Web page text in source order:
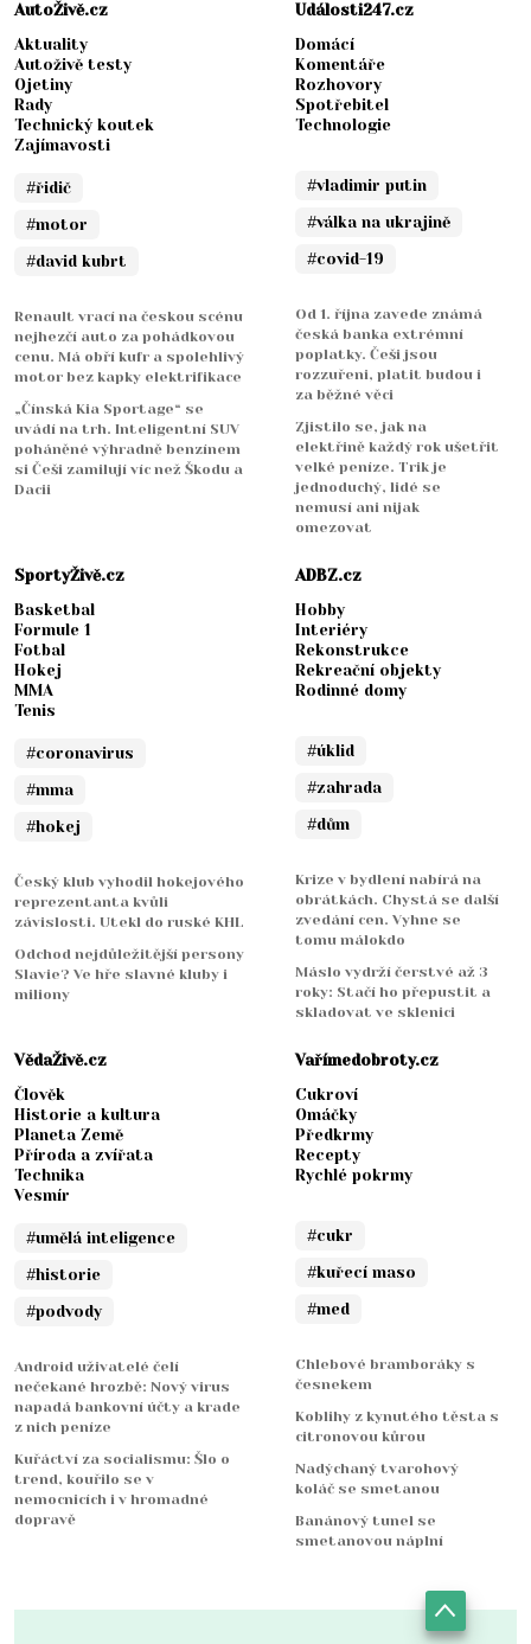
AutoŽivě.cz
Aktuality
Autoživě testy
Ojetiny
Rady
Technický koutek
Zajímavosti
#řidič
#motor
#david kubrt
Renault vrací na českou scénu
nejhezčí auto za pohádkovou
cenu. Má obří kufr a spolehlivý
motor bez kapky elektrifikace
„Čínská Kia Sportage“ se
uvádí na trh. Inteligentní SUV
poháněné výhradně benzínem
si Češi zamilují víc než Škodu a
Dacii
Události247.cz
Domácí
Komentáře
Rozhovory
Spotřebitel
Technologie
#vladimir putin
#válka na ukrajině
#covid-19
Od 1. října zavede známá
česká banka extrémní
poplatky. Češi jsou
rozzuřeni, platit budou i
za běžné věci
Zjistilo se, jak na
elektřině každý rok ušetřit
velké peníze. Trik je
jednoduchý, lidé se
nemusí ani nijak
omezovat
SportyŽivě.cz
Basketbal
Formule 1
Fotbal
Hokej
MMA
Tenis
#coronavirus
#mma
#hokej
Český klub vyhodil hokejového
reprezentanta kvůli
závislosti. Utekl do ruské KHL
Odchod nejdůležitější persony
Slavie? Ve hře slavné kluby i
miliony
ADBZ.cz
Hobby
Interiéry
Rekonstrukce
Rekreační objekty
Rodinné domy
#úklid
#zahrada
#dům
Krize v bydlení nabírá na
obrátkách. Chystá se další
zvedání cen. Vyhne se
tomu málokdo
Máslo vydrží čerstvé až 3
roky: Stačí ho přepustit a
skladovat ve sklenici
VědaŽivě.cz
Člověk
Historie a kultura
Planeta Země
Příroda a zvířata
Technika
Vesmír
#umělá inteligence
#historie
#podvody
Android uživatelé čelí
nečekané hrozbě: Nový virus
napadá bankovní účty a krade
z nich peníze
Kuřáctví za socialismu: Šlo o
trend, kouřilo se v
nemocnicích i v hromadné
dopravě
Vařímedobroty.cz
Cukroví
Omáčky
Předkrmy
Recepty
Rychlé pokrmy
#cukr
#kuřecí maso
#med
Chlebové bramboráky s
česnekem
Koblihy z kynutého těsta s
citronovou kůrou
Nadýchaný tvarohový
koláč se smetanou
Banánový tunel se
smetanovou náplní